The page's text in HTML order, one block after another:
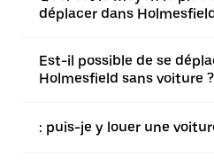
déplacer dans
Est-il possible de se
Holmesfield sans voiture ?
: puis-je y louer une